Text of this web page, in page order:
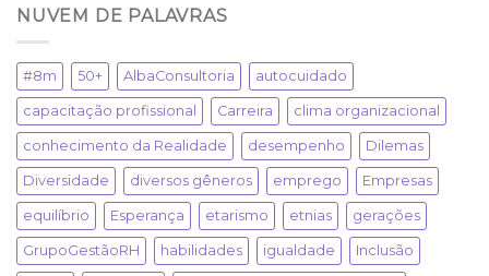
NUVEM DE PALAVRAS
#8m 50+ AlbaConsultoria autocuidado
capacitação profissional Carreira clima organizacional
conhecimento da Realidade desempenho Dilemas
Diversidade diversos gêneros emprego Empresas
equilíbrio Esperança etarismo etnias gerações
GrupoGestãoRH habilidades igualdade Inclusão